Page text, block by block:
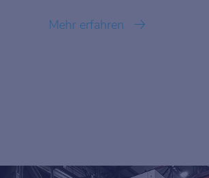
Mehr erfahren